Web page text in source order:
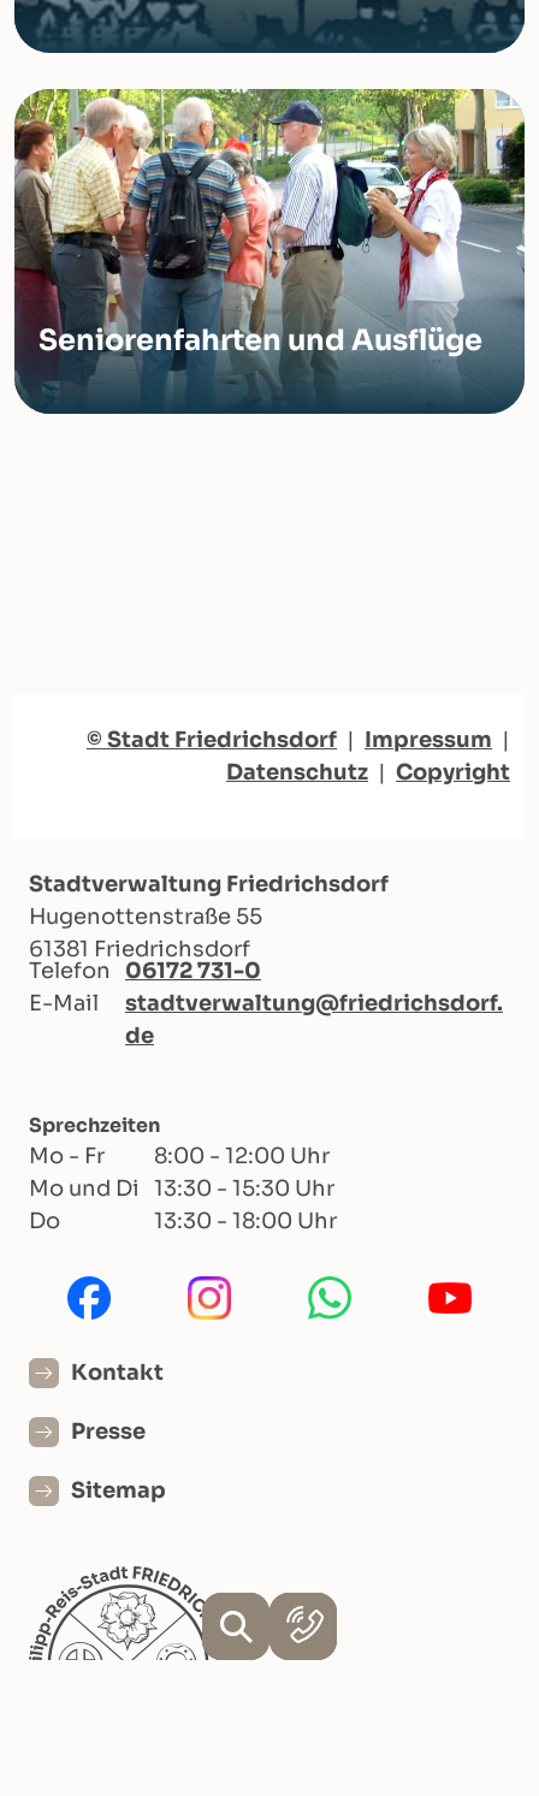
Seniorenfahrten und Ausflüge
© Stadt Friedrichsdorf | Impressum |
Datenschutz | Copyright
Stadtverwaltung Friedrichsdorf
Hugenottenstraße 55
61381 Friedrichsdorf
Telefon
06172 731-0
E-Mail
stadtverwaltung@friedrichsdorf.
de
Sprechzeiten
Mo - Fr
8:00 - 12:00 Uhr
Mo und Di
13:30 - 15:30 Uhr
Do
13:30 - 18:00 Uhr
Kontakt
Presse
Sitemap